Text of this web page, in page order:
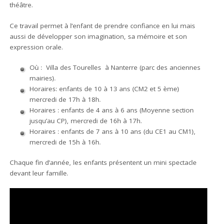
théâtre.
Ce travail permet à l’enfant de prendre confiance en lui mais
aussi de développer son imagination, sa mémoire et son
expression orale.
Où : Villa des Tourelles à Nanterre (parc des anciennes
mairies).
Horaires: enfants de 10 à 13 ans (CM2 et 5 ème)
mercredi de 17h à 18h.
Horaires : enfants de 4 ans à 6 ans (Moyenne section
jusqu’au CP), mercredi de 16h à 17h.
Horaires : enfants de 7 ans à 10 ans (du CE1 au CM1),
mercredi de 15h à 16h.
Chaque fin d’année, les enfants présentent un mini spectacle
devant leur famille.